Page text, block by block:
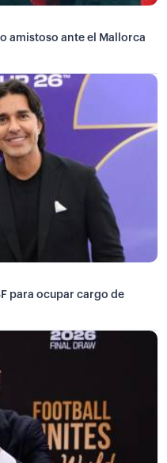
amistoso ante el Mallorca
para ocupar cargo de